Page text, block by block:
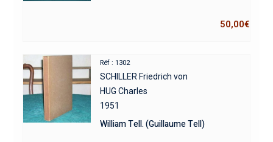
50,00€
Réf : 1302
SCHILLER Friedrich von
HUG Charles
1951
William Tell. (Guillaume Tell)